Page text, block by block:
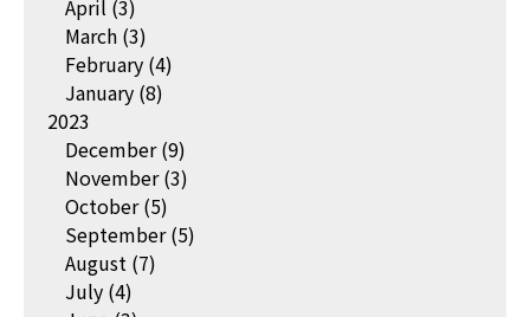
April (3)
March (3)
February (4)
January (8)
2023
December(9)
November(3)
October(5)
September(5)
August (7)
July (4)